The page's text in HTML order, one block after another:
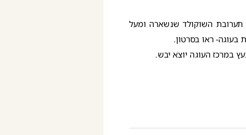
השוקולד שנשארה ומעל
בעוגה- ראו בסרטון.